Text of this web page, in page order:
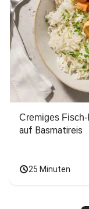
Cremiges
auf Basmatireis
25 Minuten